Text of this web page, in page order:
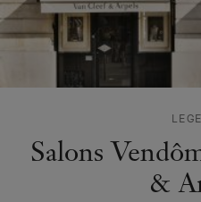
Salons
&